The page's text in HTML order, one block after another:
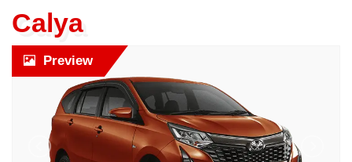
Calya
Preview